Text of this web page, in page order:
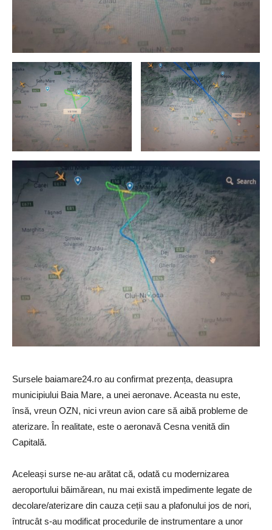
Sursele baiamare24.ro au confirmat prezența, deasupra
municipiului Baia Mare, a unei aeronave. Aceasta nu este,
însă, vreun OZN, nici vreun avion care să aibă probleme de
aterizare. În realitate, este o aeronavă Cesna venită din
Capitală.
Aceleași surse ne-au arătat că, odată cu modernizarea
aeroportului băimărean, nu mai există impedimente legate de
decolare/aterizare din cauza ceții sau a plafonului jos de nori,
întrucât s-au modificat procedurile de instrumentare a unor